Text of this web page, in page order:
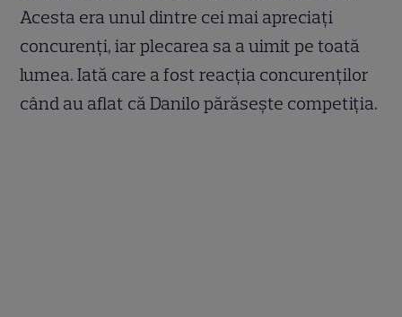
Acesta era unul dintre cei mai apreciați
concurenți, iar plecarea sa a uimit pe toată
lumea. Iată care a fost reacția concurenților
când au aflat că Danilo părăsește competiția.